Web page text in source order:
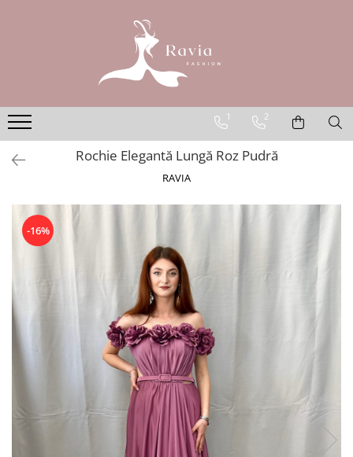
Rochii elegante lungi
Rochii elegante midi
Rochii elegante scurte
Rochii casual
Rochii de nuntă
Rochii de botez
Rochii cu imprimeuri
Rochii elegante cu pene
Rochii mărimi mari
1 2
Rochie Elegantă Lungă Roz Pudră
RAVIA
-16%